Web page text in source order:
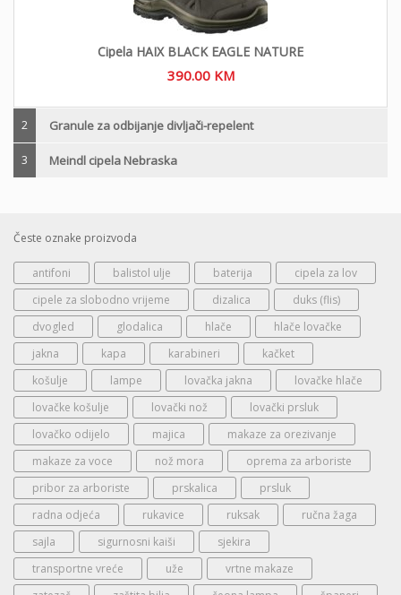
Cipela HAIX BLACK EAGLE NATURE
390.00 KM
2 Granule za odbijanje divljači-repelent
3 Meindl cipela Nebraska
Česte oznake proizvoda
antifoni balistol ulje baterija
cipela za lov
cipele za slobodno vrijeme
dizalica
duks (flis)
dvogled
glodalica hlače
hlače lovačke
jakna
kapa karabineri
kačket
košulje
lampe lovačka jakna
lovačke hlače
lovačke košulje
lovački nož
lovački prsluk
lovačko odijelo
majica
makaze za orezivanje
makaze za voce
nož mora
oprema za arboriste
pribor za arboriste
prskalica
prsluk
radna odjeća
rukavice ruksak
ručna žaga
sajla
sigurnosni kaiši
sjekira
transportne vreće
uže
vrtne makaze